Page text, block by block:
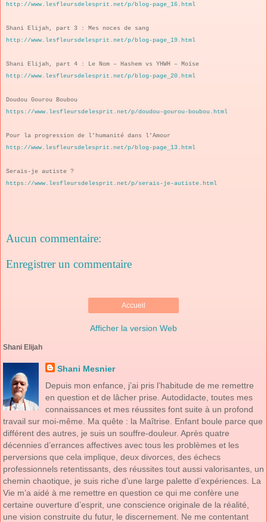
http://www.lesfleursdelesprit.net/p/blog-page_16.html
Shani Elijah, part 3 : Mes noces de sang
http://www.lesfleursdelesprit.net/p/blog-page_19.html
Shani Elijah, part 4 : Le Nom – Hashem vs YHWH – Moïse
http://www.lesfleursdelesprit.net/p/blog-page_20.html
Doudou Gourou Boubou
https://www.lesfleursdelesprit.net/p/doudou-gourou-boubou.html
Pour la progression de l’humanité dans l’Amour
http://www.lesfleursdelesprit.net/p/blog-page_13.html
Serais-je autiste ?
https://www.lesfleursdelesprit.net/p/serais-je-autiste.html
Aucun commentaire:
Enregistrer un commentaire
Accueil
Afficher la version Web
Shani Elijah
Shani Mesnier
Depuis mon enfance, j’ai pris l’habitude de me remettre
en question et de lâcher prise. Autodidacte, toutes mes
connaissances et mes réussites font suite à un profond
travail sur moi-même. Ma quête : la Maîtrise. Enfant boule parce que
différent des autres, je suis un souffre-douleur. Après quatre
décennies d’errances affectives avec tous les problèmes et les
perversions que cela implique, deux divorces, des échecs
professionnels retentissants, des réussites tout aussi valorisantes, un
chemin chaotique, je suis riche d’une large palette d’expériences. La
Vie m’a aidé à me remettre en question ce qui me confère une
certaine ouverture d’esprit, une conscience originale de la réalité,
une vision construite du futur, le discernement. Ne me contentant